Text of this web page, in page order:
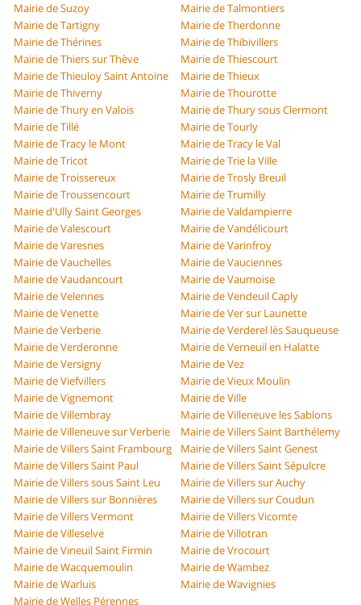
Mairie de Suzoy
Mairie de Talmontiers
Mairie de Tartigny
Mairie de Therdonne
Mairie de Thérines
Mairie de Thibivillers
Mairie de Thiers sur Thève
Mairie de Thiescourt
Mairie de Thieuloy Saint Antoine
Mairie de Thieux
Mairie de Thiverny
Mairie de Thourotte
Mairie de Thury en Valois
Mairie de Thury sous Clermont
Mairie de Tillé
Mairie de Tourly
Mairie de Tracy le Mont
Mairie de Tracy le Val
Mairie de Tricot
Mairie de Trie la Ville
Mairie de Troissereux
Mairie de Trosly Breuil
Mairie de Troussencourt
Mairie de Trumilly
Mairie d'Ully Saint Georges
Mairie de Valdampierre
Mairie de Valescourt
Mairie de Vandélicourt
Mairie de Varesnes
Mairie de Varinfroy
Mairie de Vauchelles
Mairie de Vauciennes
Mairie de Vaudancourt
Mairie de Vaumoise
Mairie de Velennes
Mairie de Vendeuil Caply
Mairie de Venette
Mairie de Ver sur Launette
Mairie de Verberie
Mairie de Verderel lès Sauqueuse
Mairie de Verderonne
Mairie de Verneuil en Halatte
Mairie de Versigny
Mairie de Vez
Mairie de Viefvillers
Mairie de Vieux Moulin
Mairie de Vignemont
Mairie de Ville
Mairie de Villembray
Mairie de Villeneuve les Sablons
Mairie de Villeneuve sur Verberie
Mairie de Villers Saint Barthélemy
Mairie de Villers Saint Frambourg
Mairie de Villers Saint Genest
Mairie de Villers Saint Paul
Mairie de Villers Saint Sépulcre
Mairie de Villers sous Saint Leu
Mairie de Villers sur Auchy
Mairie de Villers sur Bonnières
Mairie de Villers sur Coudun
Mairie de Villers Vermont
Mairie de Villers Vicomte
Mairie de Villeselve
Mairie de Villotran
Mairie de Vineuil Saint Firmin
Mairie de Vrocourt
Mairie de Wacquemoulin
Mairie de Wambez
Mairie de Warluis
Mairie de Wavignies
Mairie de Welles Pérennes